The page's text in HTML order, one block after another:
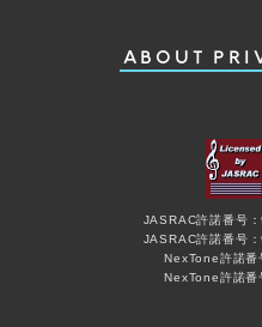
ABOUT
JASRAC許諾番号
JASRAC許諾番号
NexTone許諾
NexTone許諾